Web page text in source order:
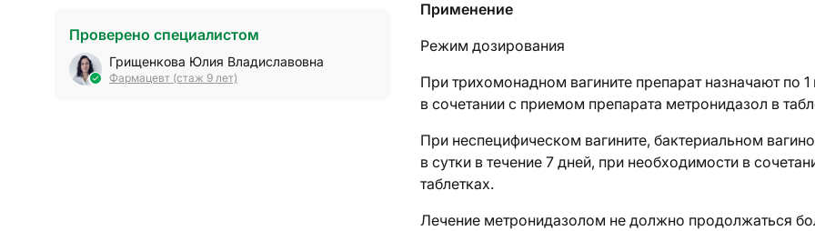
Проверено специалистом
Грищенкова Юлия Владиславовна
Фармацевт (стаж 9 лет)
Применение
Режим дозирования
При трихомонадном вагините препарат назначают по
в сочетании с приемом препарата метронидазол в
При неспецифическом вагините, бактериальном
в сутки в течение 7 дней, при необходимости в
таблетках.
Лечение метронидазолом не должно продолжаться